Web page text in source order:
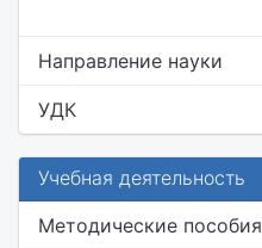
Направление науки
УДК
Учебная деятельность
Методические пособия